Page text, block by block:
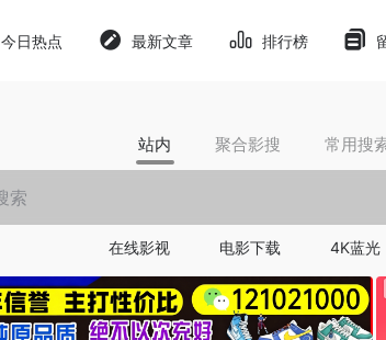
今日热点 最新文章 排行榜
站内 聚合影搜 常用搜
在线影视 电影下载 4K蓝光